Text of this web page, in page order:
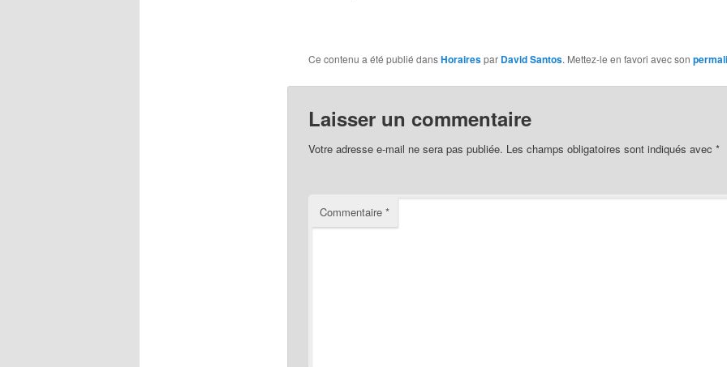
Ce contenu a été publié dansHorairespar David Santos. Mettez-le en favori avec son
Laisser un commentaire
Votre adresse e-mail ne sera pas publiée. Les champs obligatoires sont indiqués avec *
Commentaire *